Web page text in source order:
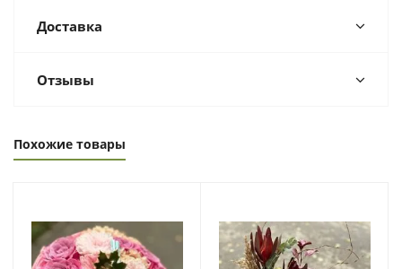
Доставка
Отзывы
Похожие товары